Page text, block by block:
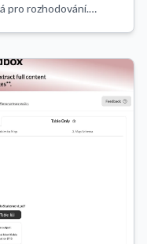
pro rozhodování.